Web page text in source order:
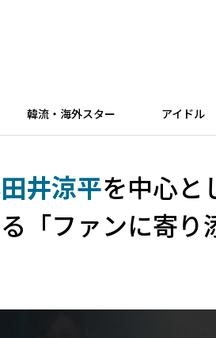
韓流・海外スター アイドル
井涼平を中心と
「ファンに寄り